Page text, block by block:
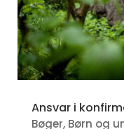
Ansvar i
Bøger, Børn og